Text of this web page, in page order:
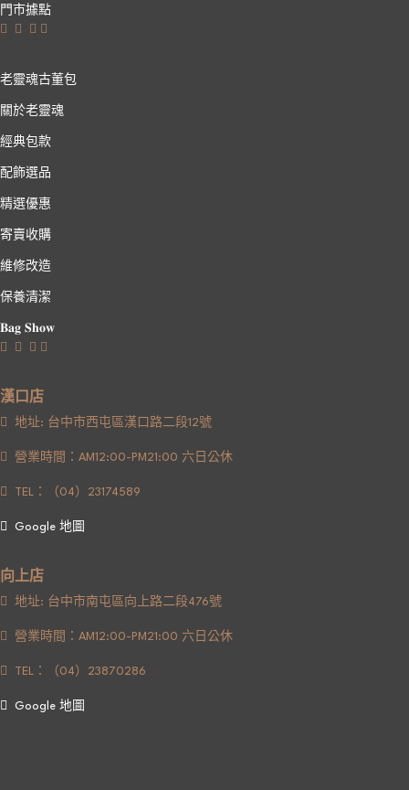
門市據點
老靈魂古董包
關於老靈魂
經典包款
配飾選品
精選優惠
寄賣收購
維修改造
保養清潔
𝐁𝐚𝐠 𝐒𝐡𝐨𝐰
漢口店
地址: 台中市西屯區漢口路二段12號
營業時間：AM12:00-PM21:00 六日公休
TEL：（04）23174589
Google 地圖
向上店
地址: 台中市南屯區向上路二段476號
營業時間：AM12:00-PM21:00 六日公休
TEL：（04）23870286
Google 地圖